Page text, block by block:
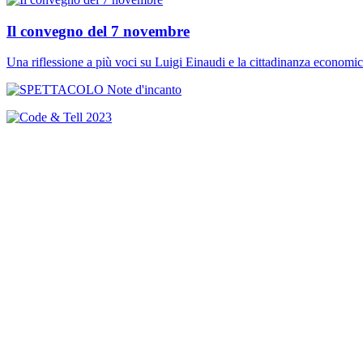
Il convegno del 7 novembre
Una riflessione a più voci su Luigi Einaudi e la cittadinanza